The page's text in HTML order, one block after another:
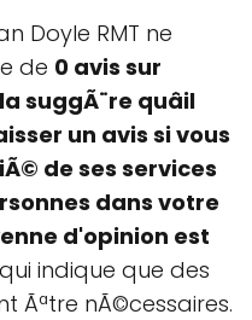
Doyle RMT ne
de 0 avis sur
suggÃ¨re quâil
un avis si vous
de ses services
dans votre
d'opinion est
indique que des
Ãªtre nÃ©cessaires.